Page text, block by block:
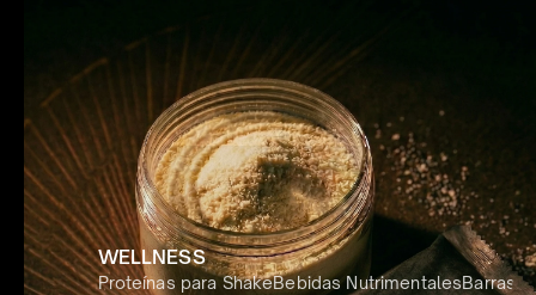
WELLNESS
Proteínas para ShakeBebidas NutrimentalesBarras